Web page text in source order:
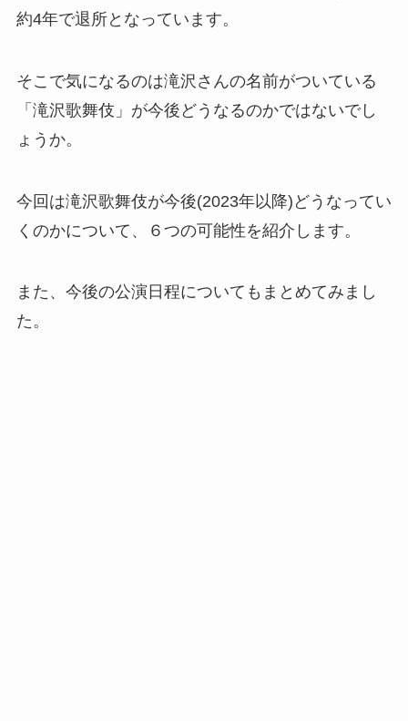
約4年で退所となっています。
そこで気になるのは滝沢さんの名前がついている
「滝沢歌舞伎」が今後どうなるのかではないでし
ょうか。
今回は滝沢歌舞伎が今後(2023年以降)どうなってい
くのかについて、６つの可能性を紹介します。
また、今後の公演日程についてもまとめてみまし
た。